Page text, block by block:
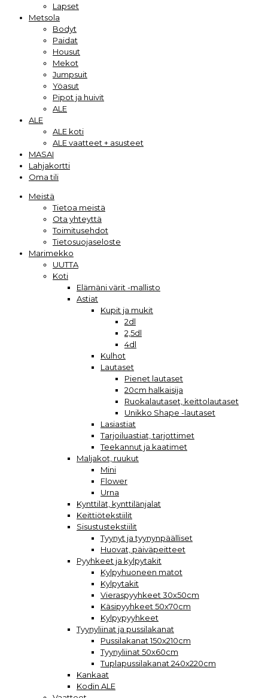
Lapset
Metsola
Bodyt
Paidat
Housut
Mekot
Jumpsuit
Yöasut
Pipot ja huivit
ALE
ALE
ALE koti
ALE vaatteet + asusteet
MASAI
Lahjakortti
Oma tili
Meistä
Tietoa meistä
Ota yhteyttä
Toimitusehdot
Tietosuojaseloste
Marimekko
UUTTA
Koti
Elämäni värit -mallisto
Astiat
Kupit ja mukit
2dl
2,5dl
4dl
Kulhot
Lautaset
Pienet lautaset
20cm halkaisija
Ruokalautaset, keittolautaset
Unikko Shape -lautaset
Lasiastiat
Tarjoiluastiat, tarjottimet
Teekannut ja kaatimet
Maljakot, ruukut
Mini
Flower
Urna
Kynttilät, kynttilänjalat
Keittiötekstiilit
Sisustustekstiilit
Tyynyt ja tyynynpäälliset
Huovat, päiväpeitteet
Pyyhkeet ja kylpytakit
Kylpyhuoneen matot
Kylpytakit
Vieraspyyhkeet 30x50cm
Käsipyyhkeet 50x70cm
Kylpypyyhkeet
Tyynyliinat ja pussilakanat
Pussilakanat 150x210cm
Tyynyliinat 50x60cm
Tuplapussilakanat 240x220cm
Kankaat
Kodin ALE